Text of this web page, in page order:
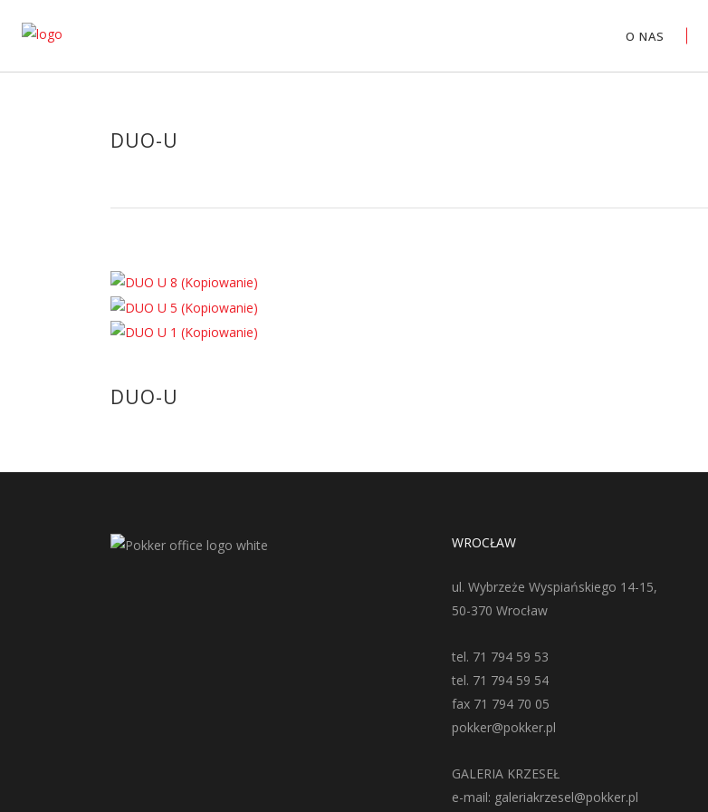
O NAS
DUO-U
DUO-U
WROCŁAW
ul. Wybrzeże Wyspiańskiego 14-15,
50-370 Wrocław
tel. 71 794 59 53
tel. 71 794 59 54
fax 71 794 70 05
pokker@pokker.pl
GALERIA KRZESEŁ
e-mail: galeriakrzesel@pokker.pl